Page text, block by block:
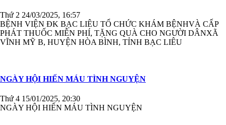
Thứ 2 24/03/2025, 16:57
BỆNH VIỆN ĐK BẠC LIÊU TỔ CHỨC KHÁM BỆNHVÀ CẤP
PHÁT THUỐC MIỄN PHÍ, TẶNG QUÀ CHO NGƯỜI DÂNXÃ
VĨNH MỸ B, HUYỆN HÒA BÌNH, TỈNH BẠC LIÊU
NGÀY HỘI HIẾN MÁU TÌNH NGUYỆN
Thứ 4 15/01/2025, 20:30
NGÀY HỘI HIẾN MÁU TÌNH NGUYỆN